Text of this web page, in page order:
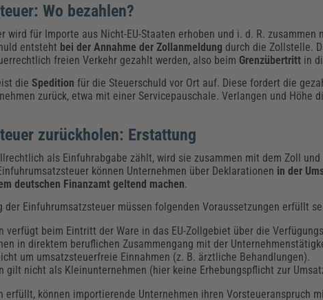
Wo bezahlen?
wird für Importe aus Nicht-EU-Staaten erhoben und i. d. R. zusammen
entsteht bei der Annahme der Zollanmeldung durch die Zollstelle.
freien Verkehr gezahlt werden, also beim Grenzübertritt in
dieSpedition für die Steuerschuld vor Ort auf. Diese fordert die
zurück, etwa mit einer Servicepauschale. Verlangen und Höhe
zurückholen: Erstattung
als Einfuhrabgabe zählt, wird sie zusammen mit dem Zoll
können Unternehmen über Deklarationen in der
deutschen Finanzamt geltend machen.
der Einfuhrumsatzsteuer müssen folgenden Voraussetzungen erfüllt
verfügt beim Eintritt der Ware in das EU-Zollgebiet über die
in direktem beruflichen Zusammengang mit der
um umsatzsteuerfreie Einnahmen (z. B. ärztliche Behandlungen).
gilt nicht als Kleinunternehmen (hier keine Erhebungspflicht zur
erfüllt, können importierende Unternehmen ihren Vorsteueranspruch